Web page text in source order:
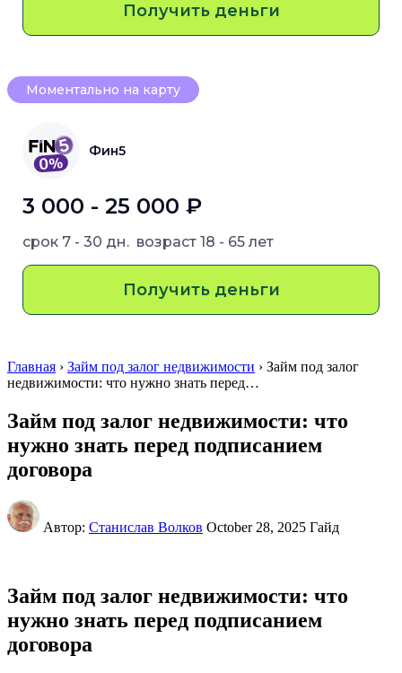
Получить деньги
Моментально на карту
Фин5
3 000 - 25 000 ₽
срок 7 - 30 дн. возраст 18 - 65 лет
Получить деньги
Главная › Займ под залог недвижимости › Займ под залог
недвижимости: что нужно знать перед…
Займ под залог недвижимости: что
нужно знать перед подписанием
договора
Автор: Станислав Волков October 28, 2025 Гайд
Займ под залог недвижимости: что
нужно знать перед подписанием
договора